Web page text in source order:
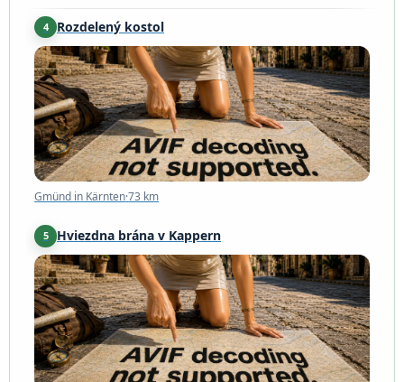
4 Rozdelený kostol
Gmünd in Kärnten·73 km
Gmünd in Kärnten· 73 km
5 Hviezdna brána v Kappern
Oberösterreich·78 km